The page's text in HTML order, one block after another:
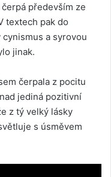
především ze
textech pak do
a syrovou
jinak.
čerpala z pocitu
jediná pozitivní
z tý velký lásky
s úsměvem